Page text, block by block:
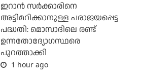
ഇറാന്‍ സര്‍ക്കാരിനെ
അട്ടിമറിക്കാനുള്ള പരാജയപ്പെട്ട
പദ്ധതി: മൊസാദിലെ രണ്ട്
ഉന്നതോദ്യോഗസ്ഥരെ
പുറത്താക്കി
1 hour ago